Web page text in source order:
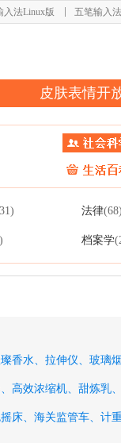
入法Linux版 五笔输入法
皮肤表情开
法律
档案学
香水、 拉伸仪、 玻璃
高效浓缩机、 甜炼乳
床、 海关监管车、 计